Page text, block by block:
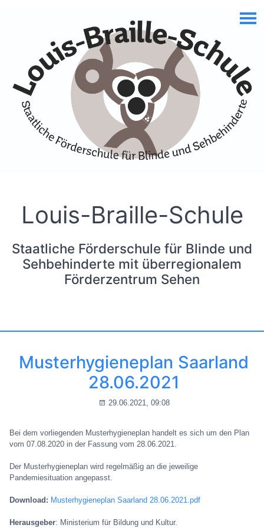
Louis-Braille-Schule
Staatliche Förderschule für Blinde und
Sehbehinderte mit überregionalem
Förderzentrum Sehen
Musterhygieneplan Saarland
28.06.2021
29.06.2021, 09:08
Bei dem vorliegenden Musterhygieneplan handelt es sich um den Plan
vom 07.08.2020 in der Fassung vom 28.06.2021.
Der Musterhygieneplan wird regelmäßig an die jeweilige
Pandemiesituation angepasst.
Download: Musterhygieneplan Saarland 28.06.2021.pdf
Herausgeber: Ministerium für Bildung und Kultur.